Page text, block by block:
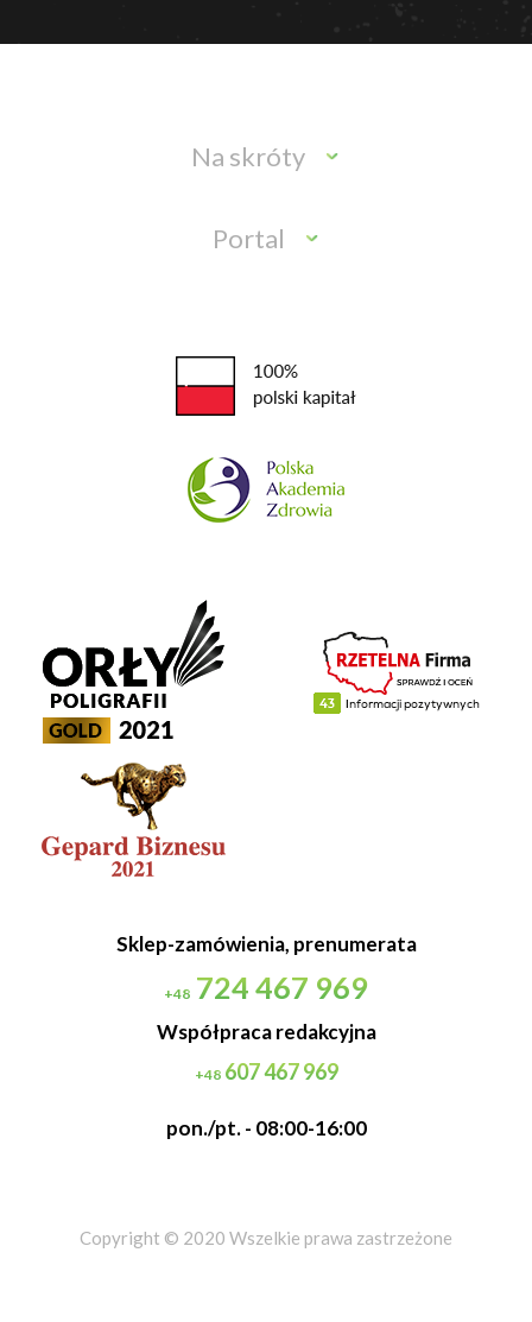
Na skróty
Portal
Sklep-zamówienia, prenumerata
+48 724 467 969
Współpraca redakcyjna
+48607 467 969
pon./pt. - 08:00-16:00
Copyright © 2020 Wszelkie prawa zastrzeżone